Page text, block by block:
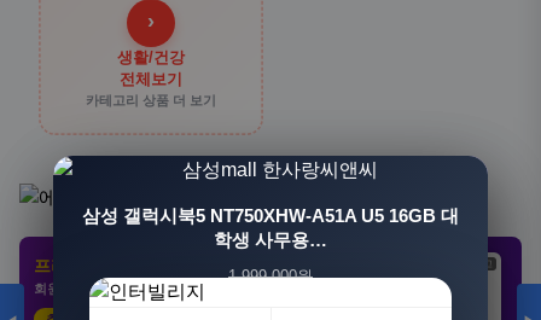
›
생활/건강
전체보기
카테고리 상품 더 보기
프리미엄 제휴 사이트
회원 전용 특가 · 놓치면 손해
광고
[3+1] 동국제약 마이핏 V 활성엽산 임신준비 임산
부영양 30정, 4개
100,000원
삼성 갤럭시북5 NT750XHW-A51A U5 16GB 대
학생 사무용…
1,999,000원